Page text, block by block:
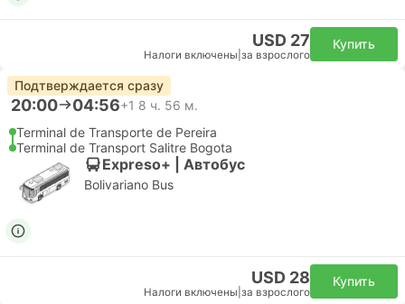
USD 27
Налоги включены за взрослого
Купить
Подтверждается сразу
20:00 04:56+1 8 ч. 56 м.
Terminal de Transporte de Pereira
Terminal de Transport Salitre Bogota
Expreso+ | Автобус
Bolivariano Bus
USD 28
Налоги включены за взрослого
Купить